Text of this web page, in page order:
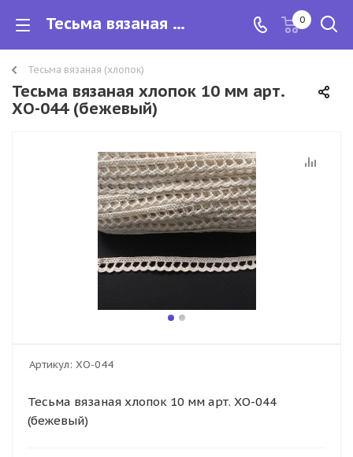
Тесьма вязаная хлопок 10 мм арт. ХО-044 (бежевый) 0
Тесьма вязаная (хлопок)
Тесьма вязаная хлопок 10 мм арт.
ХО-044 (бежевый)
Артикул: ХО-044
Тесьма вязаная хлопок 10 мм арт. ХО-044
(бежевый)